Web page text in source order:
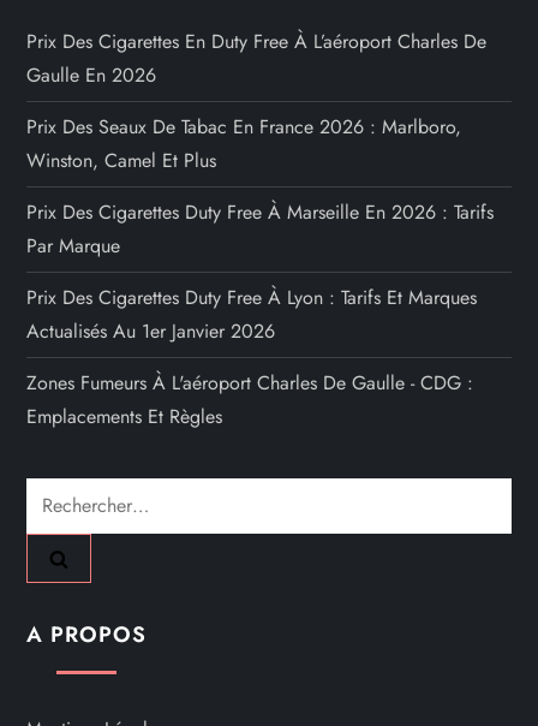
Prix Des Cigarettes En Duty Free À L’aéroport Charles De
Gaulle En 2026
Prix Des Seaux De Tabac En France 2026 : Marlboro,
Winston, Camel Et Plus
Prix Des Cigarettes Duty Free À Marseille En 2026 : Tarifs
Par Marque
Prix Des Cigarettes Duty Free À Lyon : Tarifs Et Marques
Actualisés Au 1er Janvier 2026
Zones Fumeurs À L'aéroport Charles De Gaulle - CDG :
Emplacements Et Règles
Rechercher :
A PROPOS